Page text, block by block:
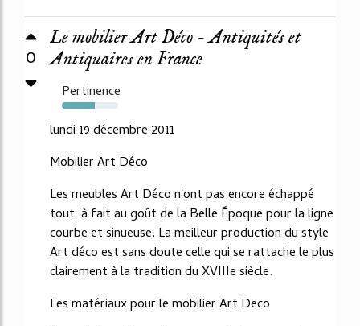
0
Le mobilier Art Déco - Antiquités et
Antiquaires en France
Pertinence
58%
lundi 19 décembre 2011
Mobilier Art Déco
Les meubles Art Déco n'ont pas encore échappé
tout à fait au goût de la Belle Époque pour la ligne
courbe et sinueuse. La meilleur production du style
Art déco est sans doute celle qui se rattache le plus
clairement à la tradition du XVIIIe siècle.
Les matériaux pour le mobilier Art Deco